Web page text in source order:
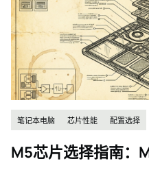
笔记本电脑 芯片性能 配置选择
M5芯片选择指南：